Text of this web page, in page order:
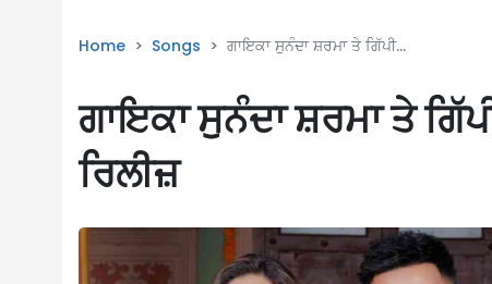
Home Songs ਗਾਇਕਾ ਸੁਨੰਦਾ ਸ਼ਰਮਾ ਤੇ ਗਿੱਪੀ...
ਗਾਇਕਾ ਸੁਨੰਦਾ ਸ਼ਰਮਾ ਤੇ
ਰਿਲੀਜ਼